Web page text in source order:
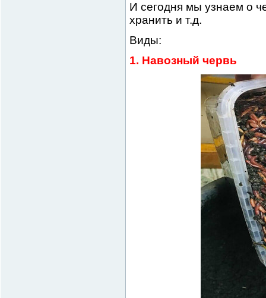
И сегодня мы узнаем о
хранить и т.д.
Виды:
1. Навозный червь